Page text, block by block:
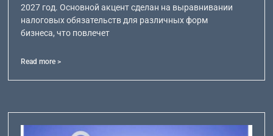
2027 год. Основной акцент сделан на выравнивании
налоговых обязательств для различных форм
бизнеса, что повлечет
Read more >